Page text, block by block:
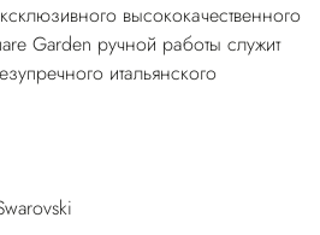
высококачественного
Garden ручной работы служит
итальянского